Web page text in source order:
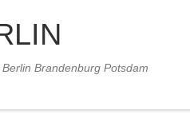
Brandenburg Potsdam